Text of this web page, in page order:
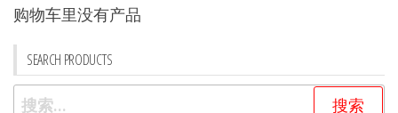
购物车里没有产品
SEARCH PRODUCTS
搜